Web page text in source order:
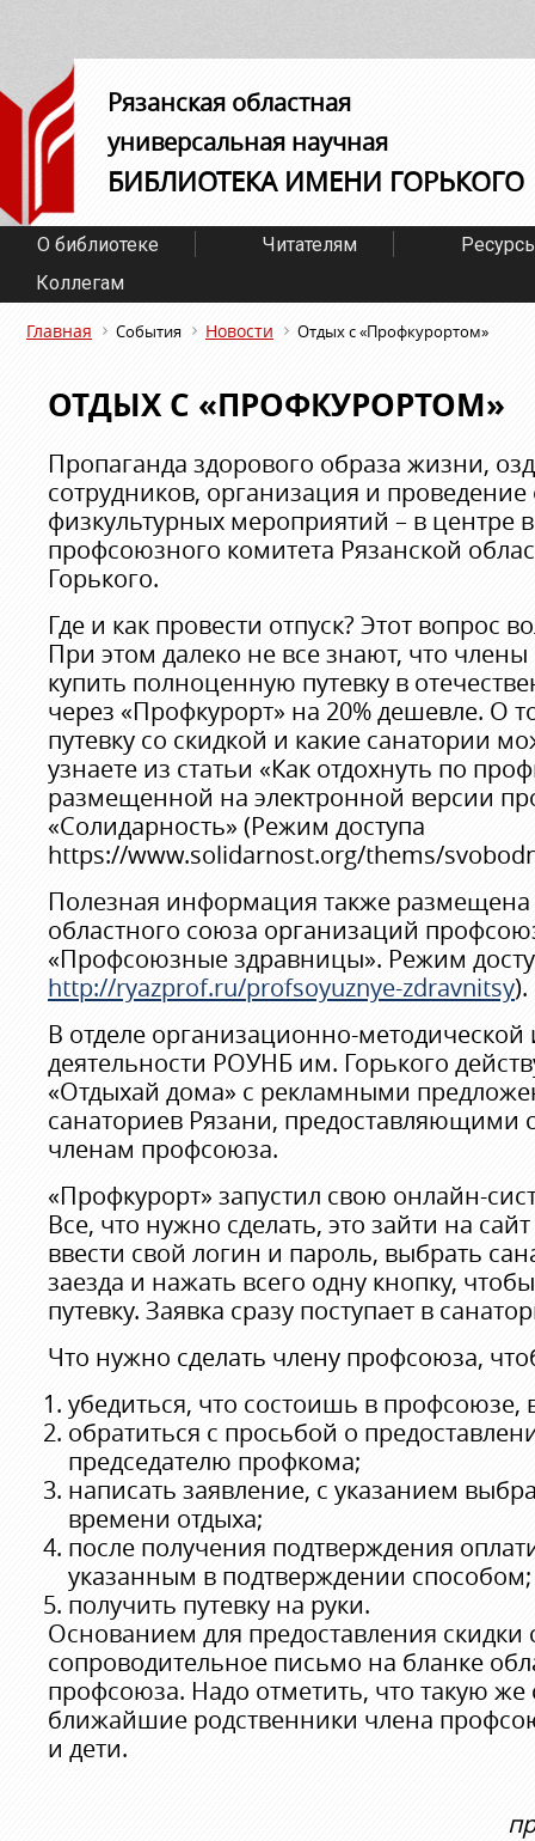
Рязанская областная
универсальная научная
БИБЛИОТЕКА ИМЕНИ ГОРЬКОГО
О библиотеке Читателям
Коллегам
Главная События Новости Отдых с «Профкурортом»
ОТДЫХ С «ПРОФКУРОРТОМ»
Пропаганда здорового образа жизни,
сотрудников, организация и
физкультурных мероприятий – в центре
профсоюзного комитета Рязанской
Горького.
Где и как провести отпуск? Этот вопрос
При этом далеко не все знают, что
купить полноценную путевку в
через «Профкурорт» на 20% дешевле. О
путевку со скидкой и какие санатории
узнаете из статьи «Как отдохнуть по
размещенной на электронной версии
«Солидарность» (Режим доступа
https://www.solidarnost.org/thems/
Полезная информация также размещена
областного союза организаций
«Профсоюзные здравницы». Режим
http://ryazprof.ru/profsoyuznye-zdravnitsy).
В отделе организационно-
деятельности РОУНБ им. Горького
«Отдыхай дома» с рекламными
санаториев Рязани, предоставляющими
членам профсоюза.
«Профкурорт» запустил свою онлайн-
Все, что нужно сделать, это зайти на сайт
ввести свой логин и пароль, выбрать
заезда и нажать всего одну кнопку,
путевку. Заявка сразу поступает в
Что нужно сделать члену профсоюза,
убедиться, что состоишь в
обратиться с просьбой о
председателю профкома;
написать заявление, с указанием
времени отдыха;
после получения подтверждения
указанным в подтверждении способом;
получить путевку на руки.
Основанием для предоставления скидки
сопроводительное письмо на бланке
профсоюза. Надо отметить, что такую же
ближайшие родственники члена
и дети.